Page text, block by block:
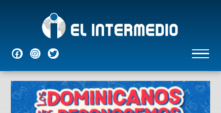
NACIONALES INTERNACIONALESECONÓMICASDEPORTES ENTRETENIMIENTO